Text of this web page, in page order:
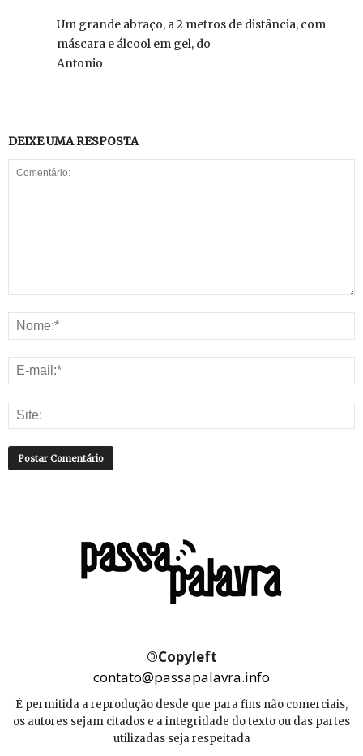
Um grande abraço, a 2 metros de distância, com
máscara e álcool em gel, do
Antonio
DEIXE UMA RESPOSTA
©Copyleft
contato@passapalavra.info
É permitida a reprodução desde que para fins não comerciais,
os autores sejam citados e a integridade do texto ou das partes
utilizadas seja respeitada